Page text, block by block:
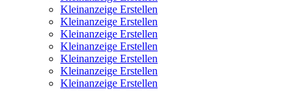
Kleinanzeige Erstellen
Kleinanzeige Erstellen
Kleinanzeige Erstellen
Kleinanzeige Erstellen
Kleinanzeige Erstellen
Kleinanzeige Erstellen
Kleinanzeige Erstellen